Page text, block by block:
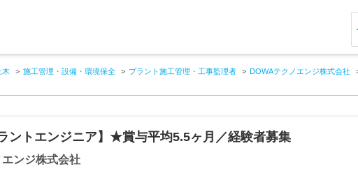
木 施工管理・設備・環境保全 プラント施工管理・工事監理者 DOWAテクノエンジ株式会社
ントエンジニア】★賞与平均5.5ヶ月／経験者募集
ンジ株式会社